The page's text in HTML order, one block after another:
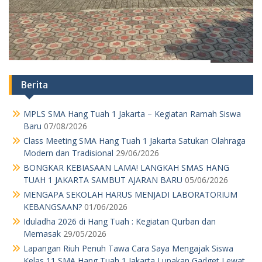
Berita
MPLS SMA Hang Tuah 1 Jakarta – Kegiatan Ramah Siswa
Baru 07/08/2026
Class Meeting SMA Hang Tuah 1 Jakarta Satukan Olahraga
Modern dan Tradisional 29/06/2026
BONGKAR KEBIASAAN LAMA! LANGKAH SMAS HANG
TUAH 1 JAKARTA SAMBUT AJARAN BARU 05/06/2026
MENGAPA SEKOLAH HARUS MENJADI LABORATORIUM
KEBANGSAAN? 01/06/2026
Iduladha 2026 di Hang Tuah : Kegiatan Qurban dan
Memasak 29/05/2026
Lapangan Riuh Penuh Tawa Cara Saya Mengajak Siswa